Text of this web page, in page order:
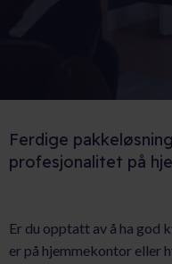
Ferdige
profesjonalitet på
Er du opptatt av å ha god
er på hjemmekontor eller